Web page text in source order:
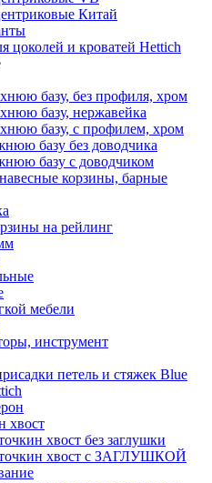
Китай
цоколей и кроватей Hettich
базу, без профиля, хром
базу, нержавейка
базу, с профилем, хром
базу без доводчика
базу с доводчиком
корзины, барные
на рейлинг
мебели
инструмент
петель и стяжек Blue
хвост
хвост без заглушки
хвост с ЗАГЛУШКОЙ